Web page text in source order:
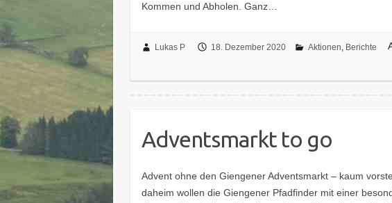
Kommen und Abholen. Ganz…
Lukas P 18. Dezember 2020 Aktionen Berichte
Adventsmarkt to go
Advent ohne den Giengener Adventsmarkt – kaum
daheim wollen die Giengener Pfadfinder mit einer